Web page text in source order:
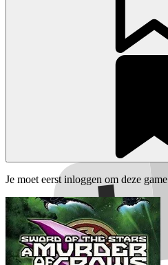
Je moet eerst inloggen om deze